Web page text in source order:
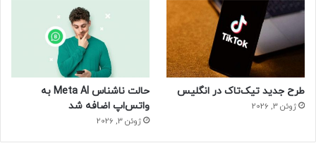
طرح جدید تیک‌تاک در انگلیس
ژوئن 3, 2026
حالت ناشناس Meta AI به
واتس‌اپ اضافه شد
ژوئن 3, 2026